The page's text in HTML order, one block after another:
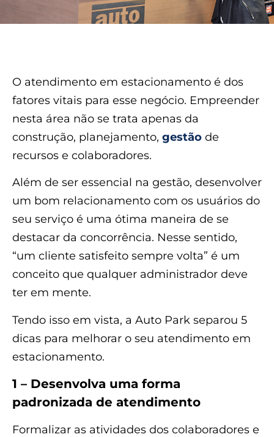
O atendimento em estacionamento é dos
fatores vitais para esse negócio. Empreender
nesta área não se trata apenas da
construção, planejamento, gestão de
recursos e colaboradores.
Além de ser essencial na gestão, desenvolver
um bom relacionamento com os usuários do
seu serviço é uma ótima maneira de se
destacar da concorrência. Nesse sentido,
“um cliente satisfeito sempre volta” é um
conceito que qualquer administrador deve
ter em mente.
Tendo isso em vista, a Auto Park separou 5
dicas para melhorar o seu atendimento em
estacionamento.
1 – Desenvolva uma forma
padronizada de atendimento
Formalizar as atividades dos colaboradores e